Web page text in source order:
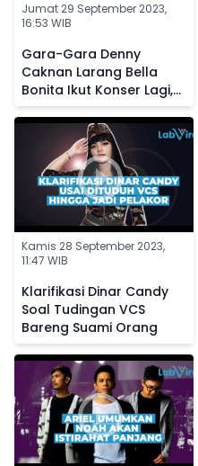
Jumat 29 September 2023,
16:53 WIB
Gara-Gara Denny
Caknan Larang Bella
Bonita Ikut Konser Lagi,
Kini Sang Istri Posting
Status Galau
Kamis 28 September 2023,
11:47 WIB
Klarifikasi Dinar Candy
Soal Tudingan VCS
Bareng Suami Orang